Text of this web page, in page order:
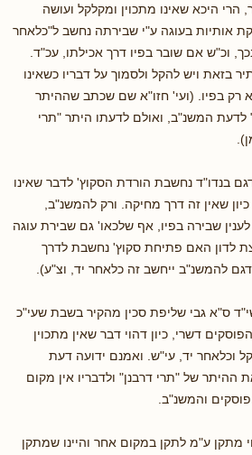
היכא שאינו מתכוין ומקלקל ועושה
אותיות בעוגה ע"י שבירתה נחשב ל"כלאחר
וכ"ש אם שובר בפיו דרך אכילתו, עכ"ד.
בזאת ויש להקל ולסמוך על דבריו כשאינו
רק בפיו. (ועי' חזו"א שם שכתב שההיתר
לדעת המשנ"ב, ואולם לדעתו היתר "תרי
בנדו"ד נחשבת הורדת הסקוץ' לדבר שאינו
שאין זה דרך מחיקה. ורק להמשנ"ב,
שבירה בפיו, אף שלכאו' גם שבירת עוגה
לדון האם פתיחת סקוץ' נחשבת לדרך
להמשנ"ב ייחשב זה כלאחר יד, וצ"ע).
ס"א גבי שליפת סכין מהקיר בשבת שעי"כ
דשרי, כיון דהוי דבר שאין מתכוין
וכלאחר יד, עי"ש. ואמנם ידועה דעת
ההיתר של "תרי דרבנן" ולדבריו אין מקום
והמשנ"ב.
מתקן ע"מ לתקן במקום אחר והיינו שמתקן